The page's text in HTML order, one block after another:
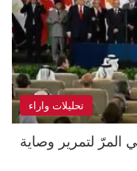
تحليلات واراء
لتمرير وصاية